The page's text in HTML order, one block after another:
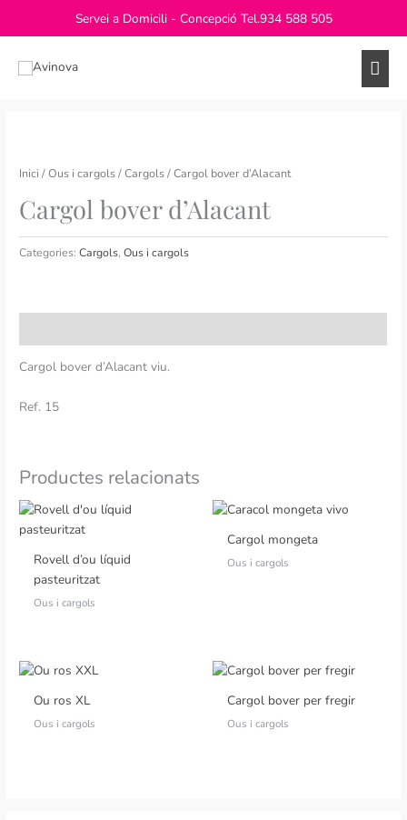
Servei a Domicili - Concepció Tel.934 588 505
Inici /Ous i cargols/Cargols/ Cargol bover d’Alacant
Cargol bover d’Alacant
Categories:Cargols,Ous i cargols
Cargol bover d’Alacant viu.
Ref. 15
Productes relacionats
Rovell d’ou líquid
pasteuritzat
Ous i cargols
Cargol mongeta
Ous i cargols
Ou ros XL
Ous i cargols
Cargol bover per fregir
Ous i cargols